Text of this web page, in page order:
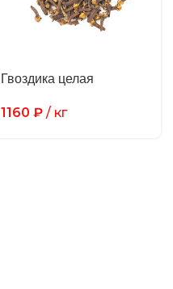
Гвоздика целая
1160 ₽ / кг